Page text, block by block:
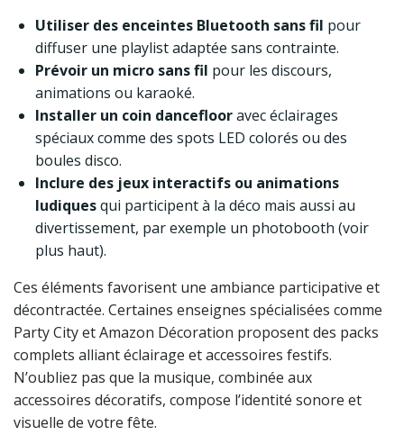
Utiliser des enceintes Bluetooth sans fil pour
diffuser une playlist adaptée sans contrainte.
Prévoir un micro sans fil pour les discours,
animations ou karaoké.
Installer un coin danceflooravec éclairages
spéciaux comme des spots LED colorés ou des
boules disco.
Inclure des jeux interactifs ou animations
ludiquesqui participent à la déco mais aussi au
divertissement, par exemple un photobooth (voir
plus haut).
Ces éléments favorisent une ambiance participative et
décontractée. Certaines enseignes spécialisées comme
Party City et Amazon Décoration proposent des packs
complets alliant éclairage et accessoires festifs.
N’oubliez pas que la musique, combinée aux
accessoires décoratifs, compose l’identité sonore et
visuelle de votre fête.